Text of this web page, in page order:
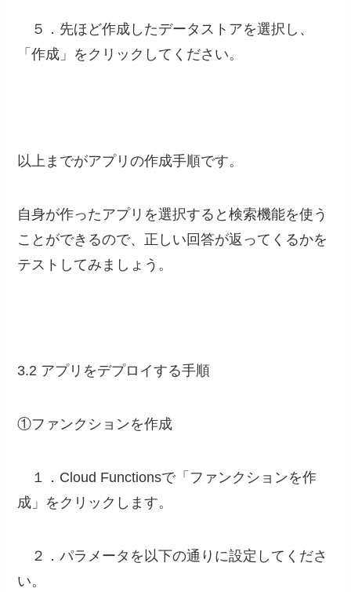
５．先ほど作成したデータストアを選択し、
「作成」をクリックしてください。
以上までがアプリの作成手順です。
自身が作ったアプリを選択すると検索機能を使う
ことができるので、正しい回答が返ってくるかを
テストしてみましょう。
3.2 アプリをデプロイする手順
①ファンクションを作成
１．Cloud Functionsで「ファンクションを作
成」をクリックします。
２．パラメータを以下の通りに設定してくださ
い。